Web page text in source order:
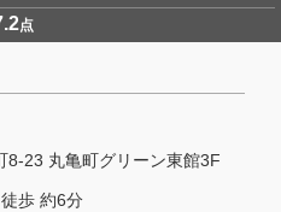
点
8-23 丸亀町グリーン東館3F
歩 約6分